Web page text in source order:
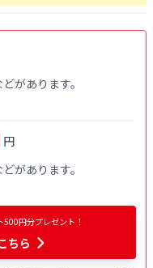
があります。
円
があります。
円分プレゼント！
ちら